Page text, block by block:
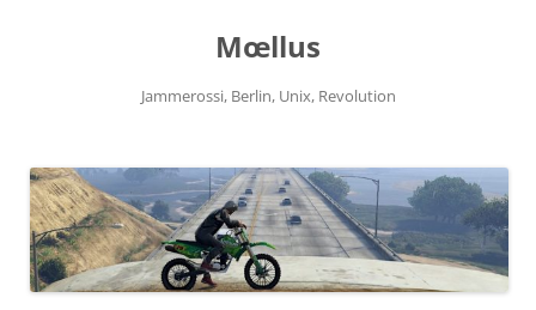
Mœllus
Jammerossi, Berlin, Unix, Revolution